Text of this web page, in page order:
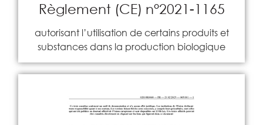
Règlement (CE) n°2021-1165
autorisant l’utilisation de certains produits et
substances dans la production biologique